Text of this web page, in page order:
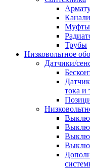
Муфты
Трубы
Низковольтное
Датчики/
тока и